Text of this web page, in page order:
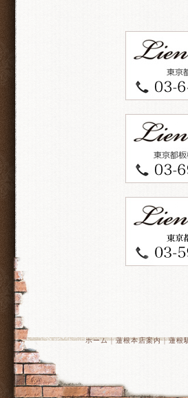
ホーム｜蓮根本店案内｜蓮根